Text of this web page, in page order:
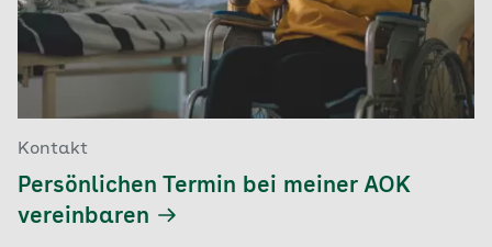
Kontakt
Persönlichen Termin bei meiner AOK
vereinbaren